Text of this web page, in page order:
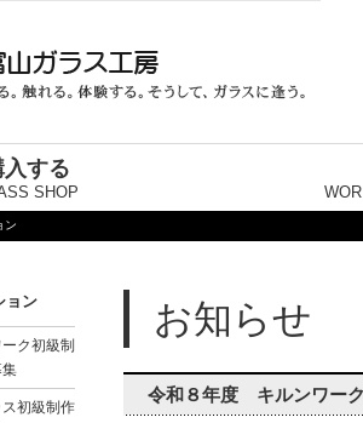
入する
SHOP
ン
お知らせ
令和８年度 キルンワー
ョン
ク初級制
初級制作